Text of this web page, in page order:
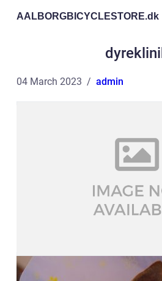
AALBORGBICYCLESTORE.dk
04 March 2023 admin